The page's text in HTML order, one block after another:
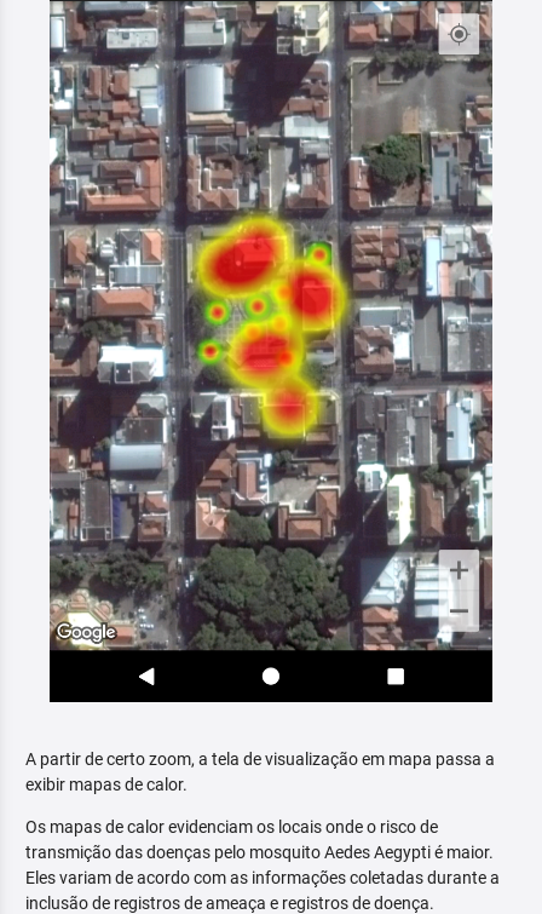
A partir de certo zoom, a tela de visualização em mapa passa a
exibir mapas de calor.
Os mapas de calor evidenciam os locais onde o risco de
transmição das doenças pelo mosquito Aedes Aegypti é maior.
Eles variam de acordo com as informações coletadas durante a
inclusão de registros de ameaça e registros de doença.